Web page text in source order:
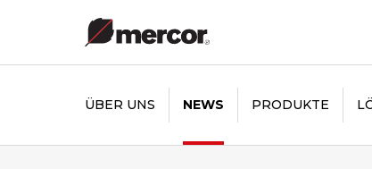
ÜBER UNS NEWS PRODUKTE